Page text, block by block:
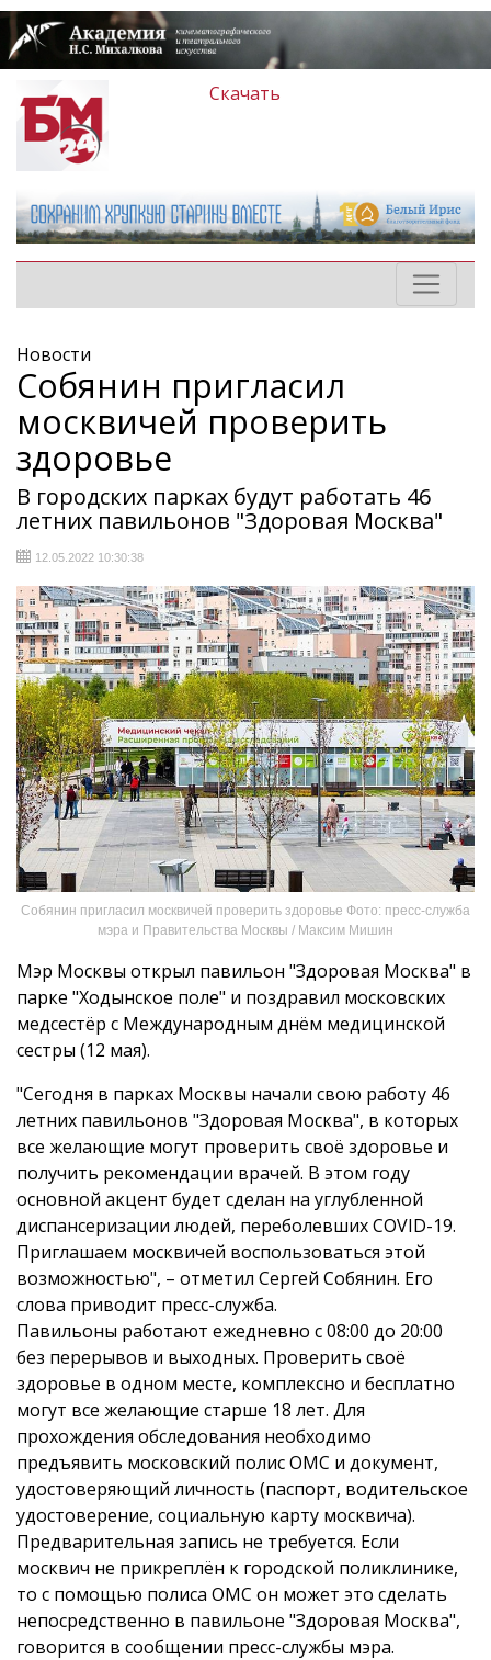
Скачать
Новости
Собянин пригласил
москвичей проверить
здоровье
В городских парках будут работать 46
летних павильонов "Здоровая Москва"
12.05.2022 10:30:38
Собянин пригласил москвичей проверить здоровье Фото: пресс-служба
мэра и Правительства Москвы / Максим Мишин
Мэр Москвы открыл павильон "Здоровая Москва" в
парке "Ходынское поле" и поздравил московских
медсестёр с Международным днём медицинской
сестры (12 мая).
"Сегодня в парках Москвы начали свою работу 46
летних павильонов "Здоровая Москва", в которых
все желающие могут проверить своё здоровье и
получить рекомендации врачей. В этом году
основной акцент будет сделан на углубленной
диспансеризации людей, переболевших COVID-19.
Приглашаем москвичей воспользоваться этой
возможностью", – отметил Сергей Собянин. Его
слова приводит пресс-служба.
Павильоны работают ежедневно с 08:00 до 20:00
без перерывов и выходных. Проверить своё
здоровье в одном месте, комплексно и бесплатно
могут все желающие старше 18 лет. Для
прохождения обследования необходимо
предъявить московский полис ОМС и документ,
удостоверяющий личность (паспорт, водительское
удостоверение, социальную карту москвича).
Предварительная запись не требуется. Если
москвич не прикреплён к городской поликлинике,
то с помощью полиса ОМС он может это сделать
непосредственно в павильоне "Здоровая Москва",
говорится в сообщении пресс-службы мэра.